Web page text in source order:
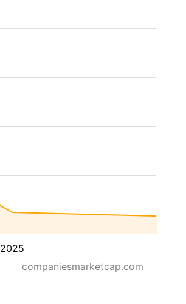
2025
companiesmarketcap.com